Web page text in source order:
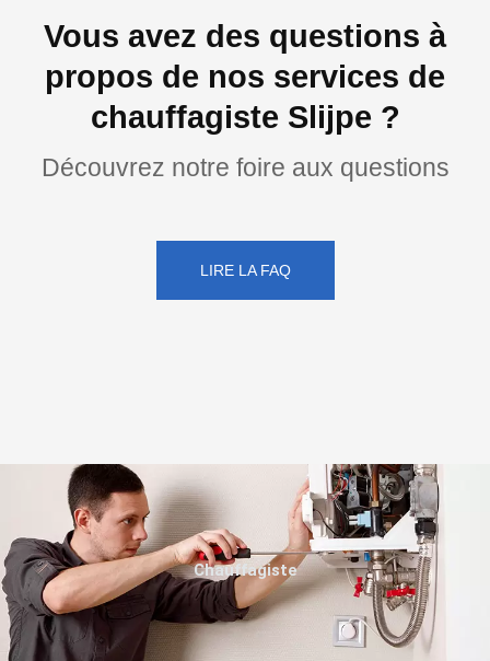
Vous avez des questions à
propos de nos services de
chauffagiste Slijpe ?
Découvrez notre foire aux questions
LIRE LA FAQ
Chauffagiste